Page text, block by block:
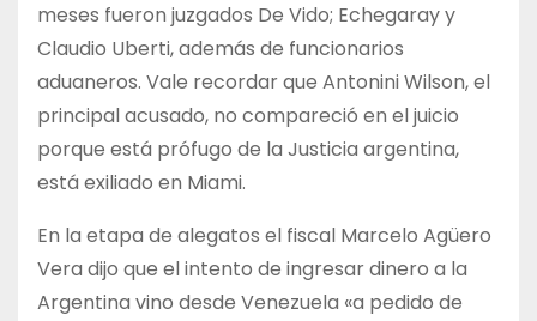
meses fueron juzgados De Vido; Echegaray y
Claudio Uberti, además de funcionarios
aduaneros. Vale recordar que Antonini Wilson, el
principal acusado, no compareció en el juicio
porque está prófugo de la Justicia argentina,
está exiliado en Miami.
En la etapa de alegatos el fiscal Marcelo Agüero
Vera dijo que el intento de ingresar dinero a la
Argentina vino desde Venezuela «a pedido de